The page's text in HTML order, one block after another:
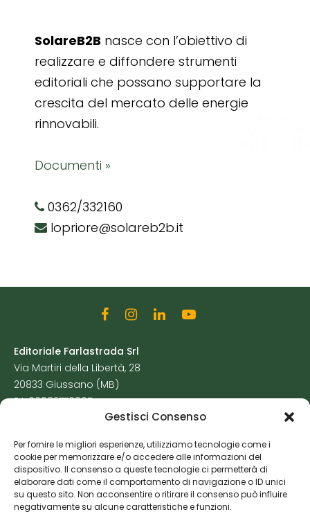
Gestisci Consenso
Per fornire le migliori esperienze, utilizziamo tecnologie come i
cookie per memorizzare e/o accedere alle informazioni del
dispositivo. Il consenso a queste tecnologie ci permetterà di
elaborare dati come il comportamento di navigazione o ID unici
su questo sito. Non acconsentire o ritirare il consenso può influire
negativamente su alcune caratteristiche e funzioni.
SolareB2B nasce con l’obiettivo di
realizzare e diffondere strumenti
editoriali che possano supportare la
crescita del mercato delle energie
rinnovabili.
Documenti »
0362/332160
lopriore@solareb2b.it
Editoriale Farlastrada Srl
Via Martiri della Libertà, 28
20833 Giussano (MB)
P.I. 06982770965
Cookie Policy
Risorse Aggiuntive